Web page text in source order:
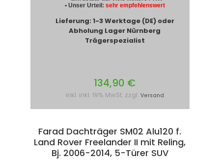
• Unser Urteil: sehr empfehlenswert
Lieferung: 1-3 Werktage (DE) oder
Abholung Lager Nürnberg
Trägerspezialist
134,90 €
inkl. inkl. 19% MwSt. zzgl. Versand
Farad Dachträger SM02 Alu120 f.
Land Rover Freelander II mit Reling,
Bj. 2006-2014, 5-Türer SUV